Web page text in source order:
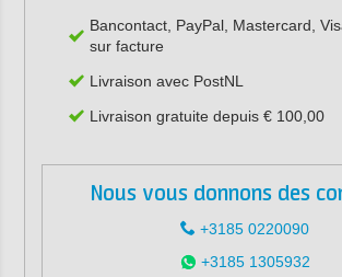
Bancontact, PayPal, Mastercard,
sur facture
Livraison avec PostNL
Livraison gratuite depuis € 100,00
Nous vous donnons des
+3185 0220090
+3185 1305932